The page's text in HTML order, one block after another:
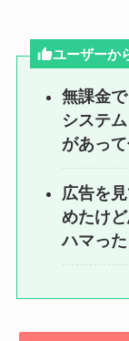
ユーザーか
無課金
システ
があっ
広告を
めたけ
ハマった